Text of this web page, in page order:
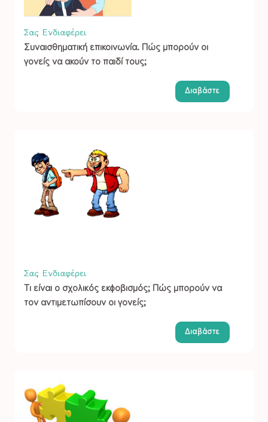
Σας Ενδιαφέρει
Συναισθηματική επικοινωνία. Πώς μπορούν οι
γονείς να ακούν το παιδί τους;
Διαβάστε
Σας Ενδιαφέρει
Τι είναι ο σχολικός εκφοβισμός; Πώς μπορούν να
τον αντιμετωπίσουν οι γονείς;
Διαβάστε